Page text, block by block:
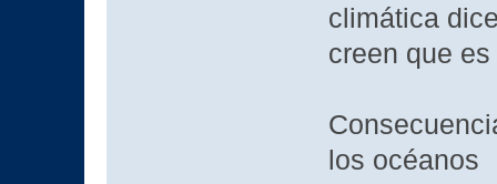
climática
creen que
los océanos